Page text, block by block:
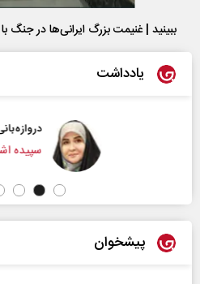
ببینید | غنیمت بزرگ ایرانی‌ها در جنگ
یادداشت
دروازه‌بانی اندوه در مسیر
سپیده اشرفی -
پیشخوان